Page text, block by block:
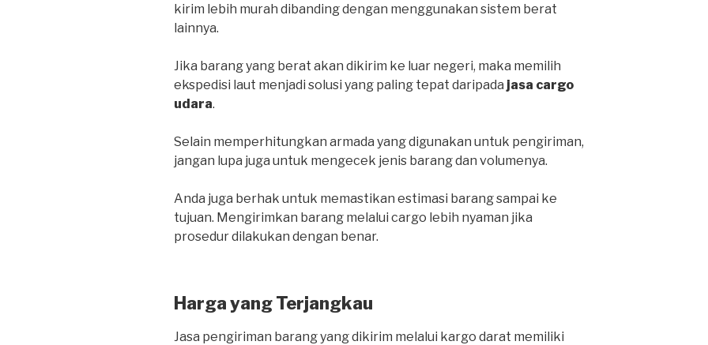
kirim lebih murah dibanding dengan menggunakan sistem berat
lainnya.
Jika barang yang berat akan dikirim ke luar negeri, maka memilih
ekspedisi laut menjadi solusi yang paling tepat daripada jasa cargo
udara.
Selain memperhitungkan armada yang digunakan untuk pengiriman,
jangan lupa juga untuk mengecek jenis barang dan volumenya.
Anda juga berhak untuk memastikan estimasi barang sampai ke
tujuan. Mengirimkan barang melalui cargo lebih nyaman jika
prosedur dilakukan dengan benar.
Harga yang Terjangkau
Jasa pengiriman barang yang dikirim melalui kargo darat memiliki